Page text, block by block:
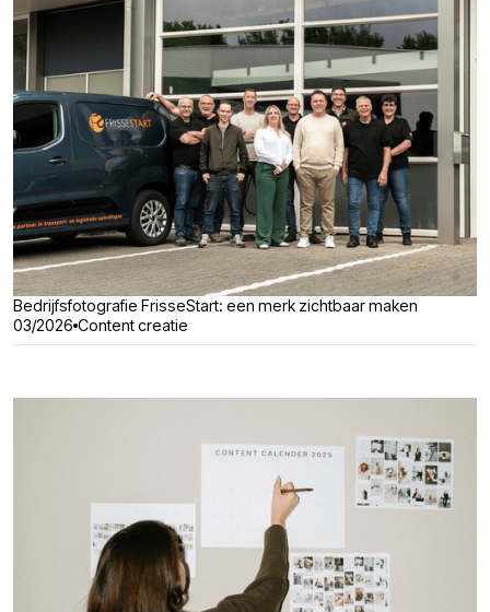
Bedrijfsfotografie FrisseStart: een merk zichtbaar maken
03/2026 Content creatie